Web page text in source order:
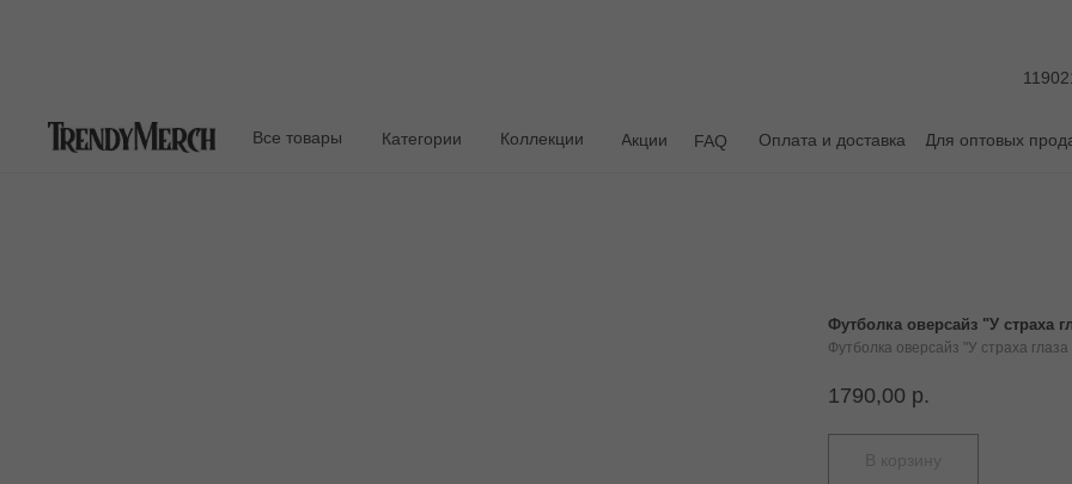
Категории Коллекции
Все товары Акции FAQ Для оптовых
Оплата и доставка
Футболка оверсайз "У страха
Футболка оверсайз "У страха глаза
1790,00 р.